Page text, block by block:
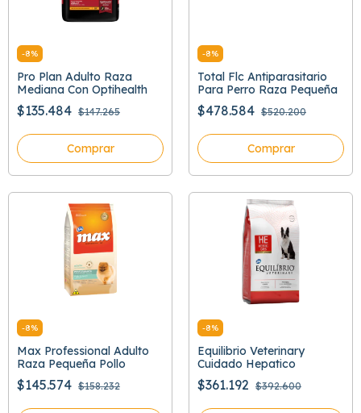
-8%
Pro Plan Adulto Raza
Mediana Con Optihealth
$135.484 $147.265
Comprar
-8%
Total Flc Antiparasitario
Para Perro Raza Pequeña
$478.584 $520.200
Comprar
-8%
Max Professional Adulto
Raza Pequeña Pollo
$145.574 $158.232
-8%
Equilibrio Veterinary
Cuidado Hepatico
$361.192 $392.600